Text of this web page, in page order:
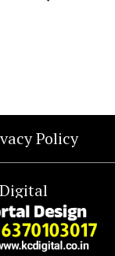
Policy